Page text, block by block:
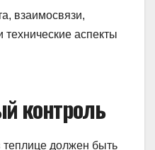
взаимосвязи,
аспекты
контроль
должен быть